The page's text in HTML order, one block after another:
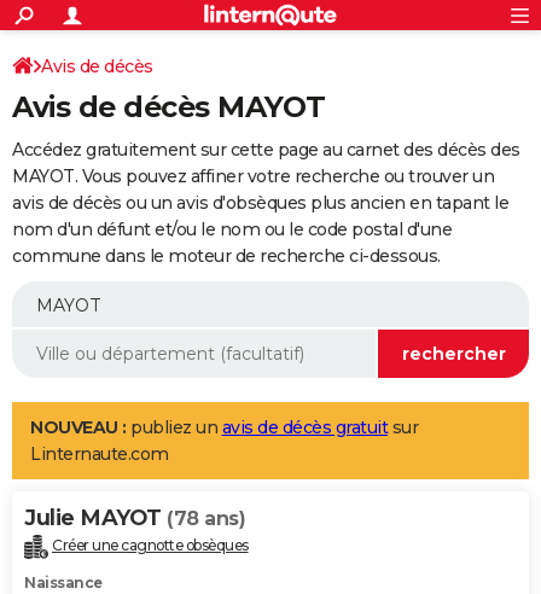
ACTUALITÉS
Politique
Société
Faits Divers
Education
Monde
Villes
+
SPORT
Coupe du monde 2026
Football
Tennis
Cyclisme
Rugby
Forum
Programme TV
TNT
Streaming
Cinéma
Sorties cinéma
Musique
+
FINANCE
Retraite
Epargne
Immobilier
Risques naturels par ville
Banque
Assurance
AUTO
Essais
Réserver un essai
Citadines
Berlines
SUV
Forum auto
+
Mobiles
Meilleur smartphone
Internet
Ordinateurs
Jeux vidéo
Guide high-tech
Aménagement intérieur
LIFESTYLE
Art de vivre
Bien-être
Loisirs
Mode
Modes de vie
Alimentation
Guide de la santé
Maladies
Médicaments
Sommeil
VOYAGE
Destinations
City break
Voyage nature
Voyage de noces
Forum
Climat
+PHOTO
Avis de décès
Avis de décès MAYOT
Accédez gratuitement sur cette page au carnet des décès des
MAYOT. Vous pouvez affiner votre recherche ou trouver un
avis de décès ou un avis d'obsèques plus ancien en tapant le
nom d'un défunt et/ou le nom ou le code postal d'une
commune dans le moteur de recherche ci-dessous.
NOUVEAU : publiez un avis de décès gratuitsur
Linternaute.com
Julie MAYOT (78 ans)
Créer une cagnotte obsèques
Naissance